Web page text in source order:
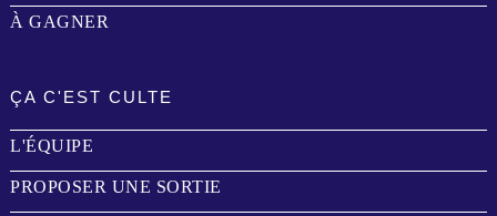
À GAGNER
ÇA C'EST CULTE
L'ÉQUIPE
PROPOSER UNE SORTIE